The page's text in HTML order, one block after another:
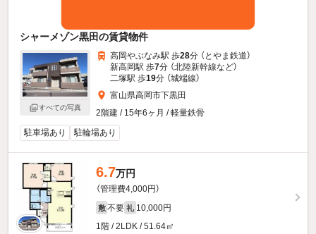
シャーメゾン黒田の賃貸物件
すべての写真
高岡やぶなみ駅 歩28分 （とやま鉄道）
新高岡駅 歩7分 （北陸新幹線など）
二塚駅 歩19分 （城端線）
富山県高岡市下黒田
2階建 / 15年6ヶ月 / 軽量鉄骨
駐車場あり
駐輪場あり
6.7万円
（管理費4,000円）
敷 不要 礼 10,000円
1階 / 2LDK / 51.64㎡